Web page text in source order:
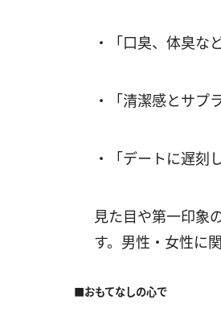
・「口臭、体臭な
・「清潔感とサプ
・「デートに遅刻
見た目や第一印象
す。男性・女性に
■おもてなしの心で